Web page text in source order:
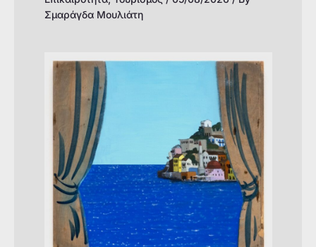
Σμαράγδα Μουλιάτη